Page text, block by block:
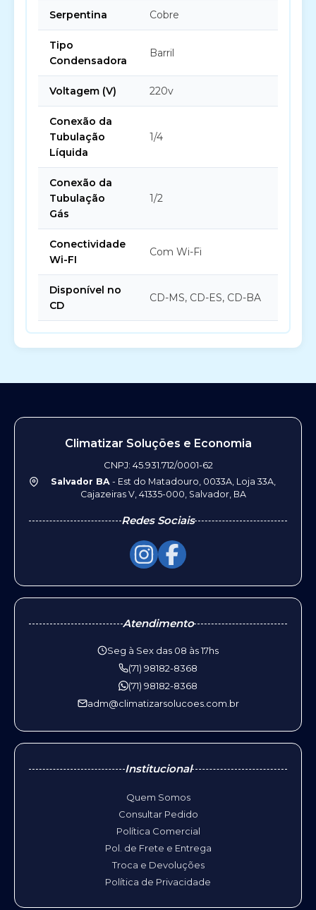
Serpentina Cobre
Tipo
Condensadora
Barril
Voltagem (V) 220v
Conexão da
Tubulação
Líquida
1/4
Conexão da
Tubulação
Gás
1/2
Conectividade
Wi-FI
Com Wi-Fi
Disponível no
CD
CD-MS, CD-ES, CD-BA
Climatizar Soluções e Economia
CNPJ: 45.931.712/0001-62
Salvador BA- Est do Matadouro, 0033A, Loja 33A,
Cajazeiras V, 41335-000, Salvador, BA
Redes Sociais
Atendimento
Seg à Sex das 08 às 17hs
(71) 98182-8368
(71) 98182-8368
adm@climatizarsolucoes.com.br
Institucional
Quem Somos
Consultar Pedido
Política Comercial
Pol. de Frete e Entrega
Troca e Devoluções
Política de Privacidade